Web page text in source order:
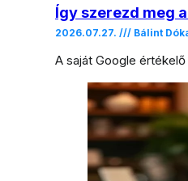
Így szerezd meg
2026.07.27. /// Bálint
A saját Google